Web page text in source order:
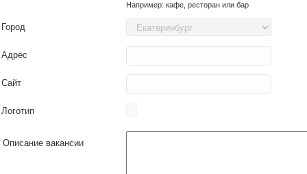
Например: кафе, ресторан или бар
Город
Адрес
Сайт
Логотип
Описание вакансии